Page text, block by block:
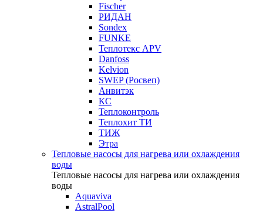
Fischer
РИДАН
Sondex
FUNKE
Теплотекс APV
Danfoss
Kelvion
SWEP (Росвеп)
Анвитэк
КС
Теплоконтроль
Теплохит ТИ
ТИЖ
Этра
Тепловые насосы для нагрева или охлаждения
воды
Тепловые насосы для нагрева или охлаждения
воды
Aquaviva
AstralPool